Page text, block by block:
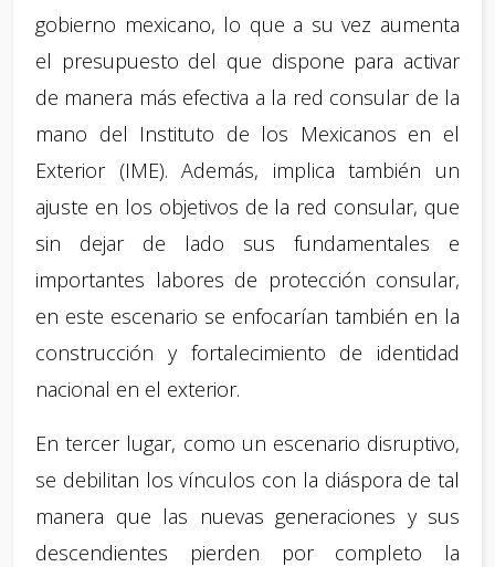
gobierno mexicano, lo que a su vez aumenta
el presupuesto del que dispone para activar
de manera más efectiva a la red consular de la
mano del Instituto de los Mexicanos en el
Exterior (IME). Además, implica también un
ajuste en los objetivos de la red consular, que
sin dejar de lado sus fundamentales e
importantes labores de protección consular,
en este escenario se enfocarían también en la
construcción y fortalecimiento de identidad
nacional en el exterior.
En tercer lugar, como un escenario disruptivo,
se debilitan los vínculos con la diáspora de tal
manera que las nuevas generaciones y sus
descendientes pierden por completo la